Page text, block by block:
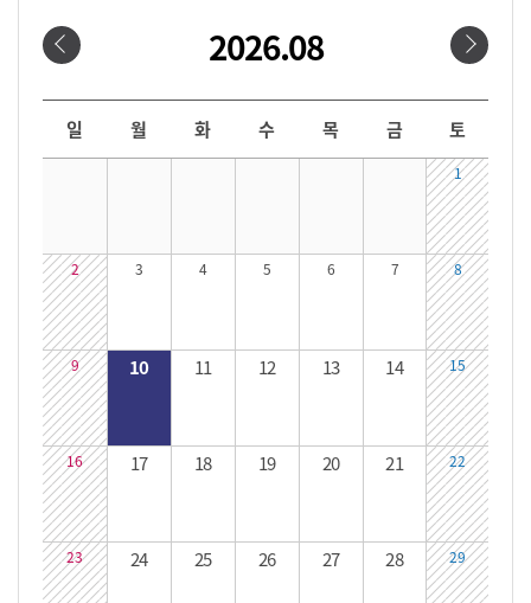
2026.08
날짜선택
일 월 화 수 목 금 토
1
2 3 4 5 6 7 8
9 10 11 12 13 14 15
16 17 18 19 20 21 22
23 24 25 26 27 28 29